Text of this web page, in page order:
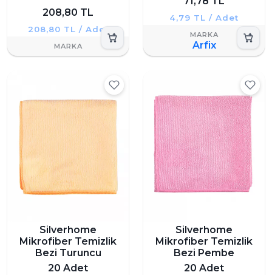
208,80 TL
208,80 TL / Adet
4,79 TL / Adet
Arfix
Silverhome
Mikrofiber Temizlik
Bezi Turuncu
20 Adet
Silverhome
Mikrofiber Temizlik
Bezi Pembe
20 Adet